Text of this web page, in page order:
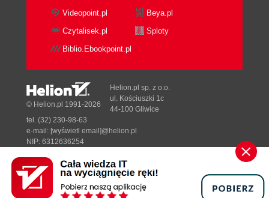
Videopoint.pl
Beya.pl
Czytalisek.pl
Sploty
Biblio.Ebookpoint.pl
Designed with ♥ byTonik.pl
© Helion.pl 1991-2026
Helion.pl sp. z o.o.
ul. Kościuszki 1c
44-100 Gliwice
tel. (32) 230-98-63
e-mail: [wyświetl email]@helion.pl
NIP: 6312636254